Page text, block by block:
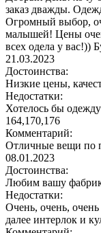
заказ дважды.
Огромный выбор,
малышей! Цены
всех одела у вас!))
21.03.2023
Достоинства:
Низкие цены,
Недостатки:
Хотелось бы
164,170,176
Комментарий:
Отличные вещи по
08.01.2023
Достоинства:
Любим вашу
Недостатки:
Очень, очень,
далее интерлок и